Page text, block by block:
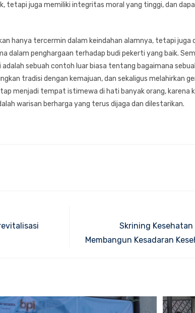
tetapi juga memiliki integritas moral yang tinggi, dan
hanya tercermin dalam keindahan alamnya, tetapi juga
dalam penghargaan terhadap budi pekerti yang baik.
sebuah contoh luar biasa tentang bagaimana
tradisi dengan kemajuan, dan sekaligus melahirkan
menjadi tempat istimewa di hati banyak orang, karena
warisan berharga yang terus dijaga dan dilestarikan.
Skrining
Membangun Kesadaran